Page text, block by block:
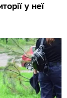
у неї